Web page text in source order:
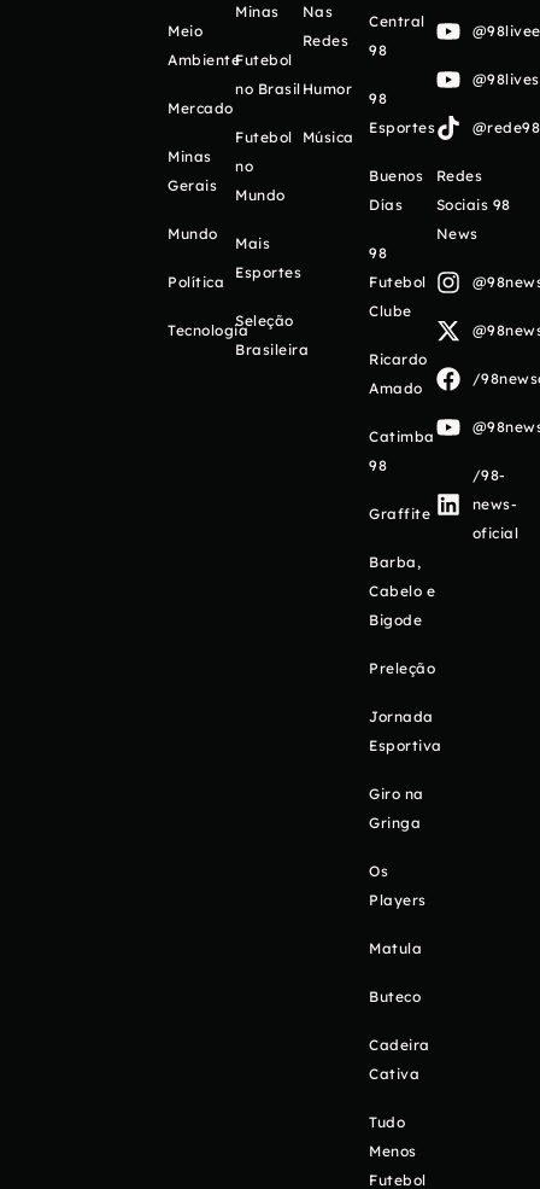
Meio
Ambiente
Mercado
Minas
Gerais
Mundo
Política
Tecnologia
Minas
Futebol
no Brasil
Futebol
no
Mundo
Mais
Esportes
Seleção
Brasileira
Nas
Redes
Humor
Música
Central
98
98
Esportes
Buenos
Días
98
Futebol
Clube
Ricardo
Amado
Catimba
98
Graffite
Barba,
Cabelo e
Bigode
Preleção
Jornada
Esportiva
Giro na
Gringa
Os
Players
Matula
Buteco
Cadeira
Cativa
Tudo
Menos
Futebol
Redes
Sociais 98
News
/
/98-
news-
oficial